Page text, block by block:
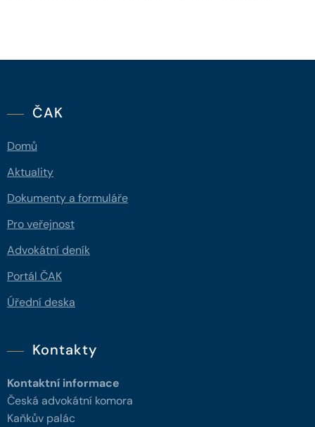
ČAK
Domů
Aktuality
Dokumenty a formuláře
Pro veřejnost
Advokátní deník
Portál ČAK
Úřední deska
Kontakty
Kontaktní informace
Česká advokátní komora
Kaňkův palác